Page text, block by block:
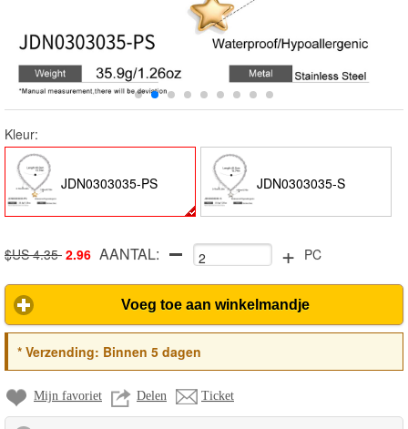
Kleur:
JDN0303035-PS JDN0303035-S
$US 4.35 2.96 AANTAL: + PC
Voeg toe aan winkelmandje
*Verzending: Binnen 5 dagen
Mijn favoriet Delen Ticket